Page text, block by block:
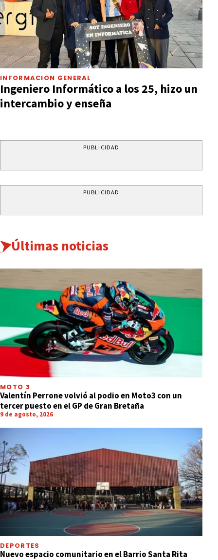
INFORMACIÓN GENERAL
Ingeniero Informático a los 25, hizo un
intercambio y enseña
PUBLICIDAD
PUBLICIDAD
Últimas noticias
MOTO 3
Valentín Perrone volvió al podio en Moto3 con un
tercer puesto en el GP de Gran Bretaña
9 de agosto, 2026
DEPORTES
Nuevo espacio comunitario en el Barrio Santa Rita